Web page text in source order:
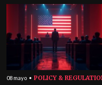
08 mayo POLICY &